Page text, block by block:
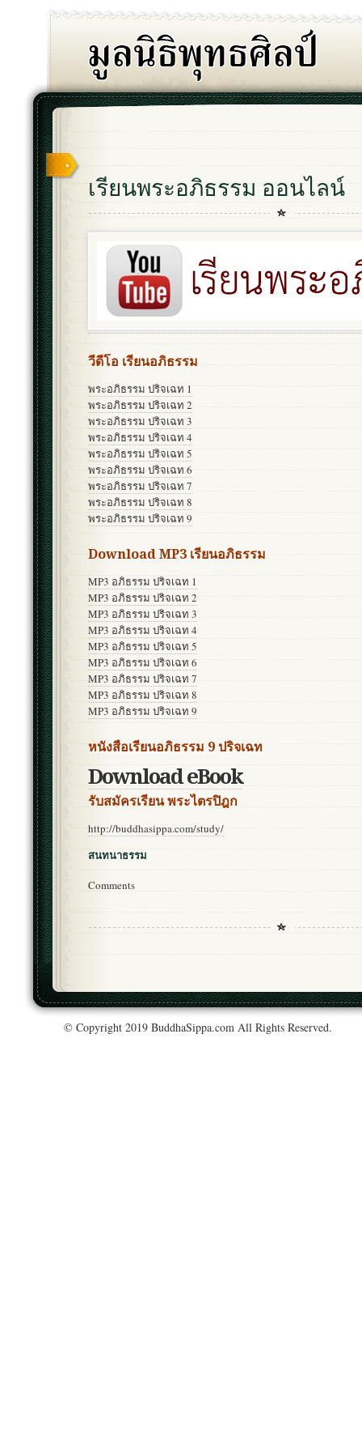
เรียนพระอภิธรรม ออนไลน์
วีดีโอ เรียนอภิธรรม
พระอภิธรรม ปริจเฉท 1
พระอภิธรรม ปริจเฉท 2
พระอภิธรรม ปริจเฉท 3
พระอภิธรรม ปริจเฉท 4
พระอภิธรรม ปริจเฉท 5
พระอภิธรรม ปริจเฉท 6
พระอภิธรรม ปริจเฉท 7
พระอภิธรรม ปริจเฉท 8
พระอภิธรรม ปริจเฉท 9
Download MP3 เรียนอภิธรรม
MP3 อภิธรรม ปริจเฉท 1
MP3 อภิธรรม ปริจเฉท 2
MP3 อภิธรรม ปริจเฉท 3
MP3 อภิธรรม ปริจเฉท 4
MP3 อภิธรรม ปริจเฉท 5
MP3 อภิธรรม ปริจเฉท 6
MP3 อภิธรรม ปริจเฉท 7
MP3 อภิธรรม ปริจเฉท 8
MP3 อภิธรรม ปริจเฉท 9
หนังสือเรียนอภิธรรม 9 ปริจเฉท
Download eBook
รับสมัครเรียน พระไตรปิฎก
http://buddhasippa.com/study/
สนทนาธรรม
Comments
© Copyright 2019 BuddhaSippa.com All Rights Reserved.